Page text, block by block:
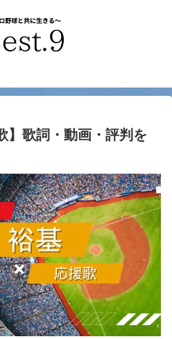
】歌詞・動画・評判を